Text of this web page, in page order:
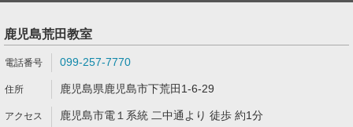
鹿児島荒田教室
099-257-7770
鹿児島県鹿児島市下荒田1-6-29
鹿児島市電１系統 二中通より 徒歩 約1分